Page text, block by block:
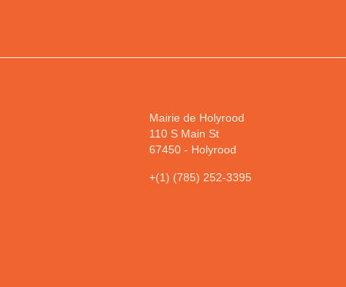
Mairie de Holyrood
110 S Main St
67450- Holyrood
+(1) (785) 252-3395